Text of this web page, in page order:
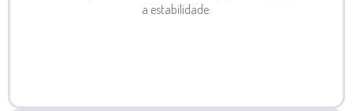
a estabilidade.